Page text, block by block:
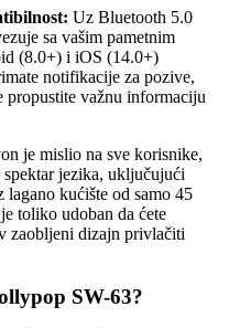
Uz Bluetooth 5.0
sa vašim pametnim
(8.0+) i iOS (14.0+)
notifikacije za pozive,
propustite važnu informaciju
je mislio na sve korisnike,
jezika, uključujući
kućište od samo 45
toliko udoban da ćete
zaobljeni dizajn privlačiti
SW-63?